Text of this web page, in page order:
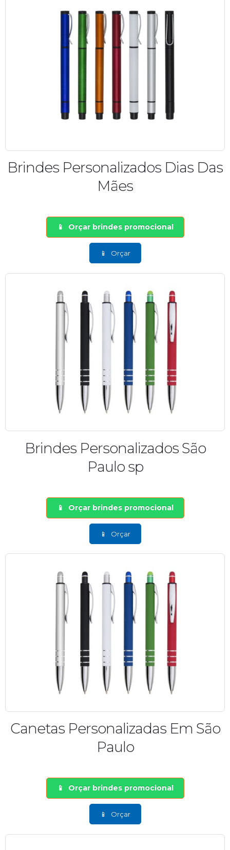
Brindes Personalizados Dias Das
Mães
Orçar brindes promocional
Orçar
Brindes Personalizados São
Paulo sp
Orçar brindes promocional
Orçar
Canetas Personalizadas Em São
Paulo
Orçar brindes promocional
Orçar